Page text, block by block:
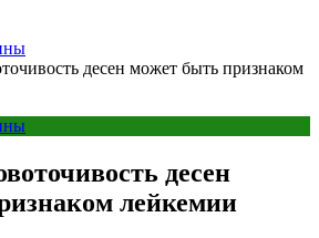
десен может быть признаком
десен
лейкемии